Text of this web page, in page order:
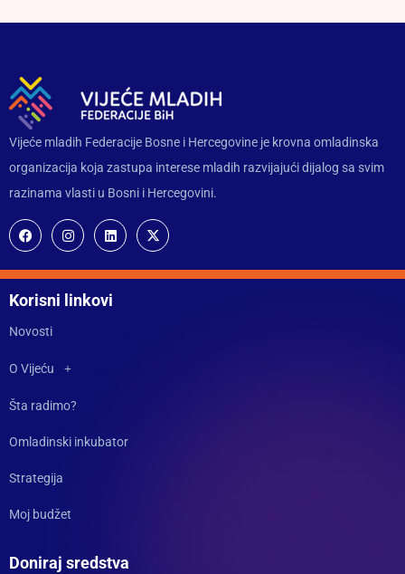
Vijeće mladih Federacije Bosne i Hercegovine je krovna omladinska
organizacija koja zastupa interese mladih razvijajući dijalog sa svim
razinama vlasti u Bosni i Hercegovini.
Korisni linkovi
Novosti
O Vijeću
Šta radimo?
Omladinski inkubator
Strategija
Moj budžet
Doniraj sredstva